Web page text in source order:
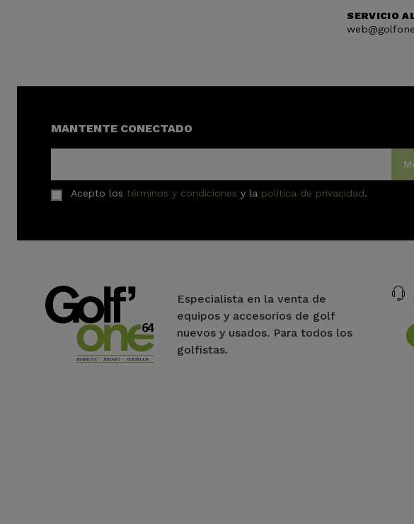
SERVICIO
MANTENTE CONECTADO
Acepto los términos y condiciones y la política de privacidad.
Especialista en la venta de
equipos y accesorios de golf
nuevos y usados. Para todos los
golfistas.